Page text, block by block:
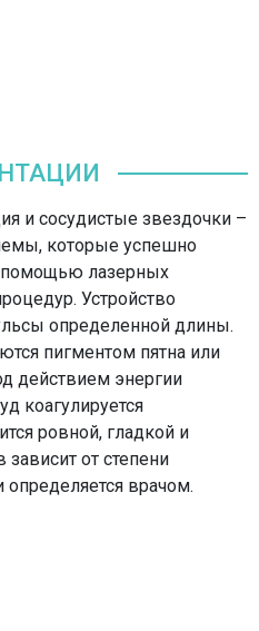
и сосудистые звездочки –
которые успешно
лазерных
Устройство
определенной длины.
пигментом пятна или
действием энергии
коагулируется
ровной, гладкой и
зависит от степени
врачом.